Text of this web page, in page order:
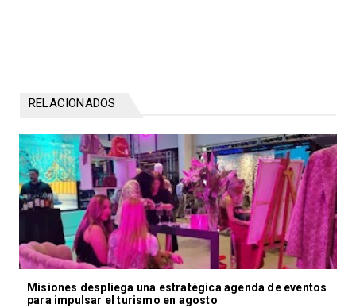
RELACIONADOS
Misiones despliega una estratégica agenda de eventos
para impulsar el turismo en agosto